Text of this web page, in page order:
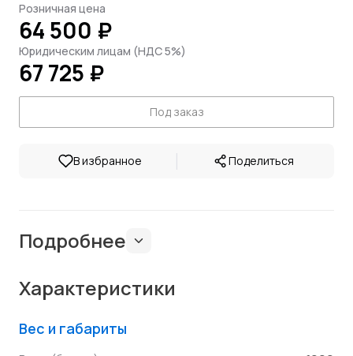
Розничная цена
64 500 ₽
Юридическим лицам (НДС 5%)
67 725 ₽
Под заказ
В избранное | Поделиться
Подробнее
Характеристики
Вес и габариты